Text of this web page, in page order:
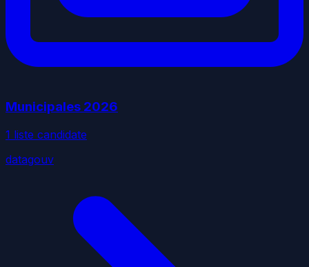
Municipales 2026
1 liste candidate
datagouv